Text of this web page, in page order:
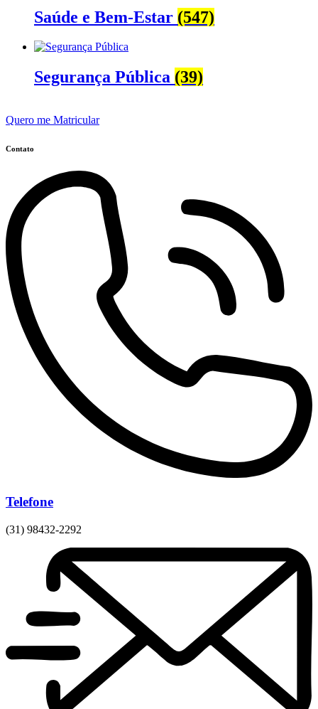
Saúde e Bem-Estar (547)
Segurança Pública (39)
Quero me Matricular
Contato
Telefone
(31) 98432-2292